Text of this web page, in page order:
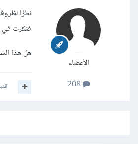
الأعضاء
208
نظرًا
ففكرت في
هل هذا